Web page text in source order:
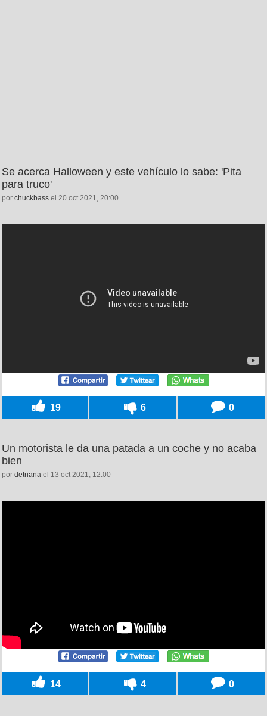
Se acerca Halloween y este vehículo lo sabe: 'Pita
para truco'
por chuckbass el 20 oct 2021, 20:00
19 6 0
Un motorista le da una patada a un coche y no acaba
bien
por detriana el 13 oct 2021, 12:00
14 4 0